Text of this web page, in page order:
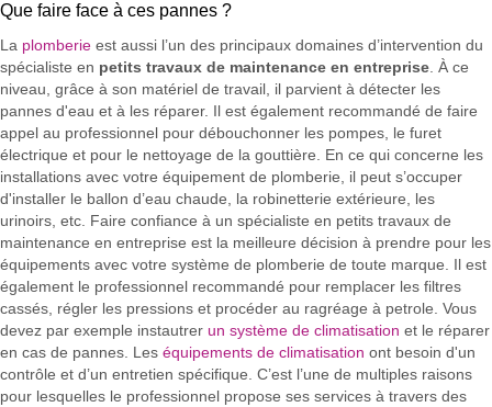
Que faire face à ces pannes ?
La plomberie est aussi l’un des principaux domaines d’intervention du
spécialiste en petits travaux de maintenance en entreprise. À ce
niveau, grâce à son matériel de travail, il parvient à détecter les
pannes d'eau et à les réparer. Il est également recommandé de faire
appel au professionnel pour débouchonner les pompes, le furet
électrique et pour le nettoyage de la gouttière. En ce qui concerne les
installations avec votre équipement de plomberie, il peut s’occuper
d'installer le ballon d’eau chaude, la robinetterie extérieure, les
urinoirs, etc. Faire confiance à un spécialiste en petits travaux de
maintenance en entreprise est la meilleure décision à prendre pour les
équipements avec votre système de plomberie de toute marque. Il est
également le professionnel recommandé pour remplacer les filtres
cassés, régler les pressions et procéder au ragréage à petrole. Vous
devez par exemple instautrer un système de climatisation et le réparer
en cas de pannes. Les équipements de climatisation ont besoin d'un
contrôle et d’un entretien spécifique. C’est l’une de multiples raisons
pour lesquelles le professionnel propose ses services à travers des